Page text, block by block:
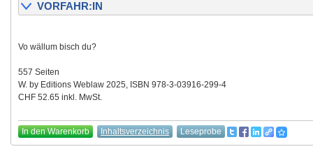
VORFAHR:IN
Vo wällum bisch du?
557 Seiten
W. by Editions Weblaw 2025, ISBN 978-3-03916-299-4
CHF 52.65 inkl. MwSt.
In den Warenkorb Inhaltsverzeichnis Leseprobe